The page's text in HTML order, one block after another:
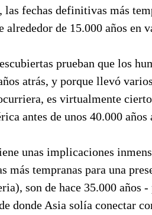
las fechas definitivas más
alrededor de 15.000 años en
prueban que los
atrás, y porque llevó
es virtualmente
antes de unos 40.000 años
unas implicaciones
más tempranas para una
son de hace 35.000 años
donde Asia solía conectar